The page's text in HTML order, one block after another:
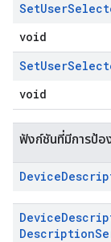
SetUser
void
SetUser
void
ฟังก์ชันที่มีการป้อ
Device
Device
Description